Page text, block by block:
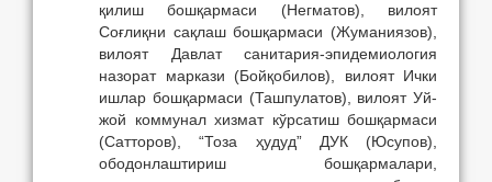
қилиш бошқармаси (Негматов), вилоят
Соғлиқни сақлаш бошқармаси (Жуманиязов),
вилоят Давлат санитария-эпидемиология
назорат маркази (Бойқобилов), вилоят Ички
ишлар бошқармаси (Ташпулатов), вилоят Уй-
жой коммунал хизмат кўрсатиш бошқармаси
(Сатторов), “Тоза ҳудуд” ДУК (Юсупов),
ободонлаштириш бошқармалари,